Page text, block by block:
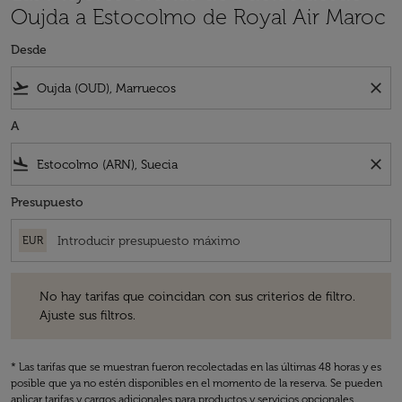
Oujda a Estocolmo de Royal Air Maroc
Desde
flight_takeoff close
A
flight_land close
Presupuesto
EUR
No hay tarifas que coincidan con sus criterios de filtro.
Ajuste sus filtros.
* Las tarifas que se muestran fueron recolectadas en las últimas 48 horas y es
posible que ya no estén disponibles en el momento de la reserva. Se pueden
aplicar tarifas y cargos adicionales para productos y servicios opcionales.